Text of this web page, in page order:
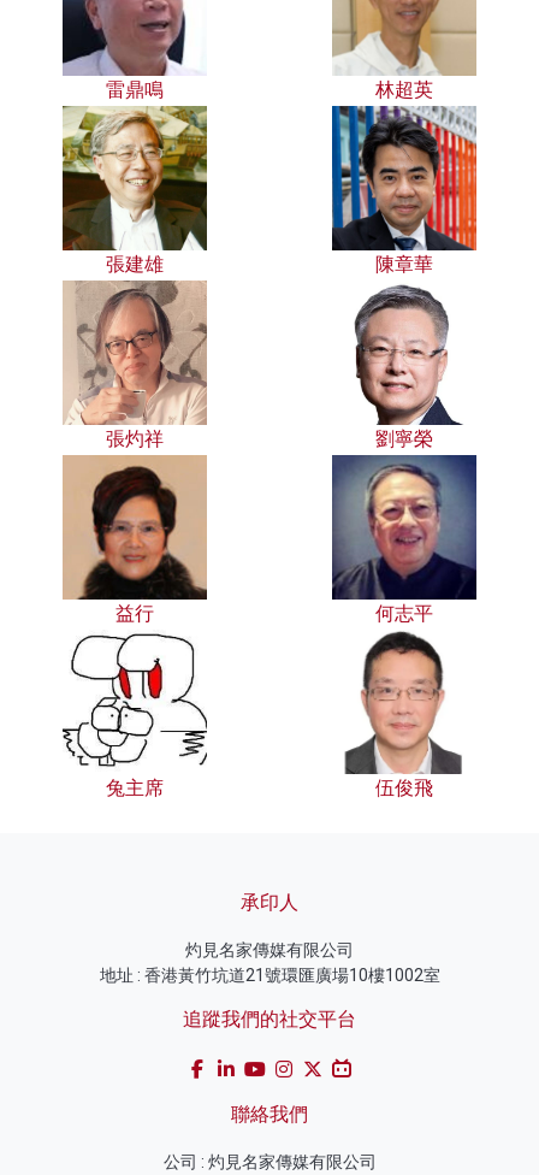
雷鼎鳴 林超英
張建雄 陳章華
張灼祥 劉寧榮
益行 何志平
兔主席 伍俊飛
承印人
灼見名家傳媒有限公司
地址 : 香港黃竹坑道21號環匯廣場10樓1002室
追蹤我們的社交平台
聯絡我們
公司 : 灼見名家傳媒有限公司